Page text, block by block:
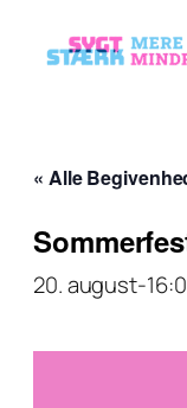
« Alle
20. august-